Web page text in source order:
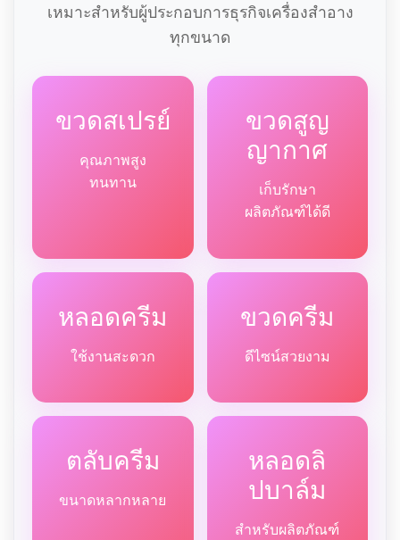
เหมาะสำหรับผู้ประกอบการธุรกิจเครื่องสำอาง
ทุกขนาด
ขวดสเปรย์
คุณภาพสูง
ทนทาน
ขวดสูญ
ญากาศ
เก็บรักษา
ผลิตภัณฑ์ได้ดี
หลอดครีม
ใช้งานสะดวก
ขวดครีม
ดีไซน์สวยงาม
ตลับครีม
ขนาดหลากหลาย
หลอดลิ
ปบาล์ม
สำหรับผลิตภัณฑ์